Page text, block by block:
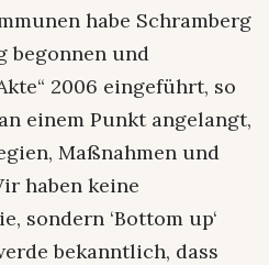
habe Schramberg
und
2006 eingeführt, so
einem Punkt angelangt,
Maßnahmen und
haben keine
sondern ‘Bottom up‘
bekanntlich, dass